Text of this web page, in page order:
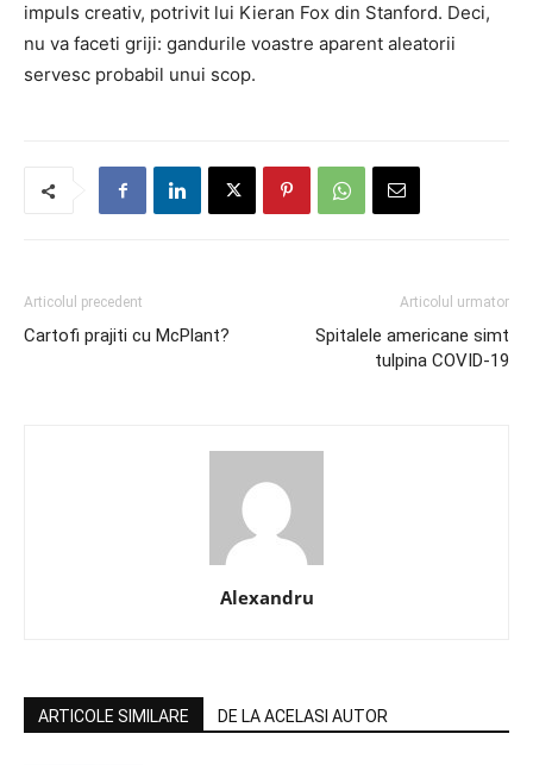
impuls creativ, potrivit lui Kieran Fox din Stanford. Deci,
nu va faceti griji: gandurile voastre aparent aleatorii
servesc probabil unui scop.
Articolul precedent
Cartofi prajiti cu McPlant?
Articolul urmator
Spitalele americane simt
tulpina COVID-19
Alexandru
ARTICOLE SIMILARE DE LA ACELASI AUTOR